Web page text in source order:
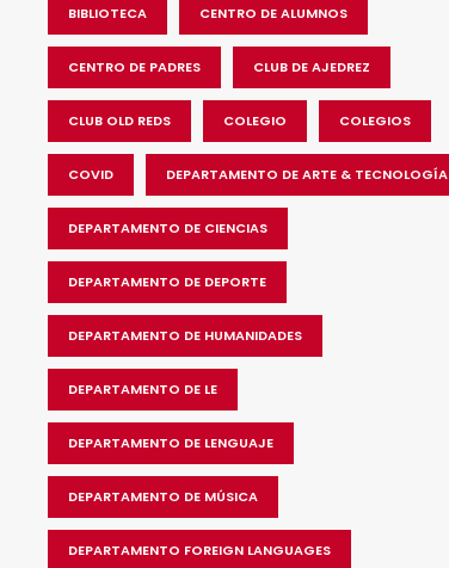
BIBLIOTECA CENTRO DE ALUMNOS
CENTRO DE PADRES CLUB DE AJEDREZ
CLUB OLD REDS COLEGIO COLEGIOS
COVID DEPARTAMENTO DE ARTE & TECNOLOGÍA
DEPARTAMENTO DE CIENCIAS
DEPARTAMENTO DE DEPORTE
DEPARTAMENTO DE HUMANIDADES
DEPARTAMENTO DE LE
DEPARTAMENTO DE LENGUAJE
DEPARTAMENTO DE MÚSICA
DEPARTAMENTO FOREIGN LANGUAGES